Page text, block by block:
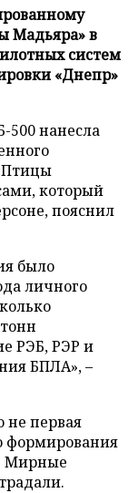
Мадьяра» в
систем
«Днепр»
нанесла
который
пояснил
было
личного
РЭБ, РЭР и
БПЛА», –
не первая
формирования
Мирные